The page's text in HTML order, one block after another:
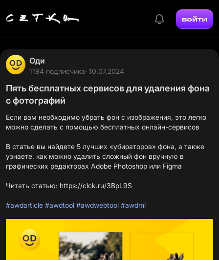
войти
Оди
1194 подписчика· 10.07.2024
Пять бесплатных сервисов для удаления фона
с фотографий
Если вам необходимо убрать фон с изображения, это легко
можно сделать с помощью бесплатных онлайн-сервисов
В статье вы найдете 5 лучших «убираторов» фона, а также
узнаете, как можно удалить сложный фон вручную в
графических редакторах Adobe Photoshop или Figma
Читать статью: https://clck.ru/3BpL9S
#awdarticle #awdtool #awdwebtool #awdml